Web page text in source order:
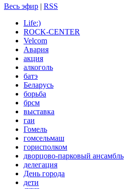
Весь эфир | RSS
Life:)
ROCK-CENTER
Velcom
Авария
акция
алкоголь
батэ
Беларусь
борьба
брсм
выставка
гаи
Гомель
гомсельмаш
горисполком
дворцово-парковый ансамбль
делегация
День города
дети